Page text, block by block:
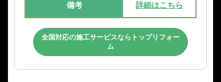
備考 詳細はこちら
全国対応の施工サービスならトップリフォー
ム